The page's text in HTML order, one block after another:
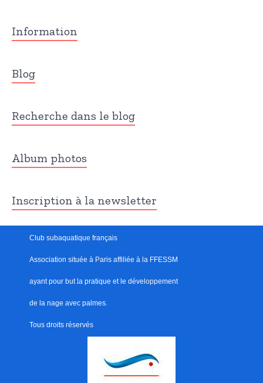
Information
Blog
Recherche dans le blog
Album photos
Inscription à la newsletter
Club subaquatique français
Association située à Paris affiliée à la FFESSM
ayant pour but la pratique et le développement
de la nage avec palmes.
Tous droits réservés